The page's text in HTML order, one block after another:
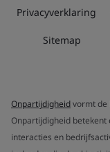
Privacyverklaring
Sitemap
Onpartijdigheidvormt de
Onpartijdigheid
interacties en